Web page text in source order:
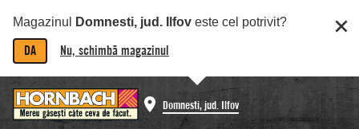
Magazinul Domnesti, jud. Ilfov este cel potrivit?
DA Nu, schimbă magazinul
Domnesti, jud. Ilfov